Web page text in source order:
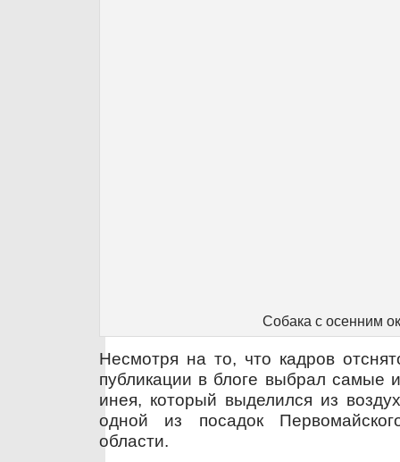
Собака с осенним
Несмотря на то, что кадров
публикации в блоге выбрал самые
инея, который выделился из
одной из посадок
области.